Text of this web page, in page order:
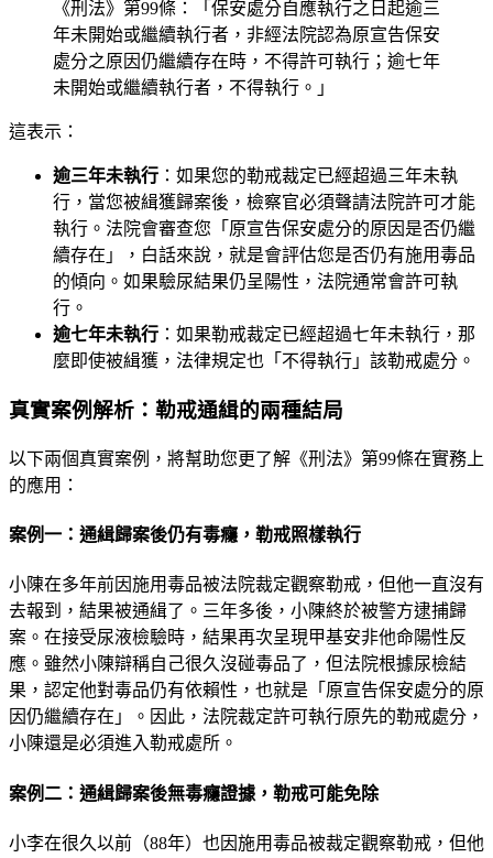
《刑法》第99條：「保安處分自應執行之日起逾三
年未開始或繼續執行者，非經法院認為原宣告保安
處分之原因仍繼續存在時，不得許可執行；逾七年
未開始或繼續執行者，不得執行。」
這表示：
逾三年未執行 ：如果您的勒戒裁定已經超過三年未執
行，當您被緝獲歸案後，檢察官必須聲請法院許可才能
執行。法院會審查您「原宣告保安處分的原因是否仍繼
續存在」，白話來說，就是會評估您是否仍有施用毒品
的傾向。如果驗尿結果仍呈陽性，法院通常會許可執
行。
逾七年未執行 ：如果勒戒裁定已經超過七年未執行，那
麼即使被緝獲，法律規定也「不得執行」該勒戒處分。
真實案例解析：勒戒通緝的兩種結局
以下兩個真實案例，將幫助您更了解《刑法》第99條在實務上
的應用：
案例一：通緝歸案後仍有毒癮，勒戒照樣執行
小陳在多年前因施用毒品被法院裁定觀察勒戒，但他一直沒有
去報到，結果被通緝了。三年多後，小陳終於被警方逮捕歸
案。在接受尿液檢驗時，結果再次呈現甲基安非他命陽性反
應。雖然小陳辯稱自己很久沒碰毒品了，但法院根據尿檢結
果，認定他對毒品仍有依賴性，也就是「原宣告保安處分的原
因仍繼續存在」。因此，法院裁定許可執行原先的勒戒處分，
小陳還是必須進入勒戒處所。
案例二：通緝歸案後無毒癮證據，勒戒可能免除
小李在很久以前（88年）也因施用毒品被裁定觀察勒戒，但他